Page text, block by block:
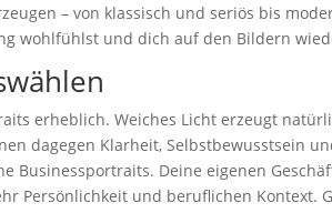
– von klassisch und seriös bis
wohlfühlst und dich auf den Bildern
erheblich. Weiches Licht erzeugt
dagegen Klarheit, Selbstbewusstsein
Businessportraits. Deine eigenen
Persönlichkeit und beruflichen Kontext.